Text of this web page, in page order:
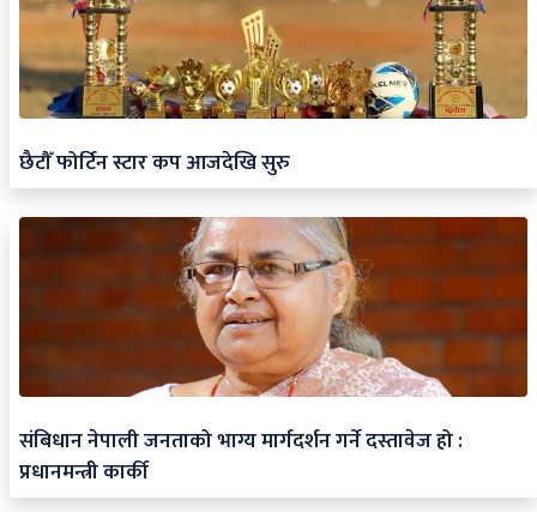
छैटौँ फोर्टिन स्टार कप आजदेखि सुरु
संबिधान नेपाली जनताको भाग्य मार्गदर्शन गर्ने दस्तावेज हो :
प्रधानमन्त्री कार्की